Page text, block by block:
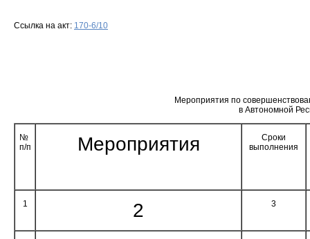
Ссылка на акт: 170-6/10
Мероприятия по
в Автономной
№
п/п
Мероприятия
Сроки
выполнения
1 2 3